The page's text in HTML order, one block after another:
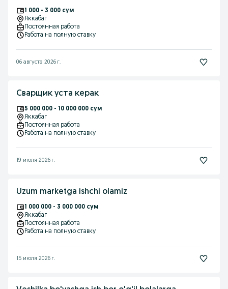
1 000 - 3 000 сум
Яккабаг
Постоянная работа
Работа на полную ставку
06 августа 2026 г.
Сварщик уста керак
5 000 000 - 10 000 000 сум
Яккабаг
Постоянная работа
Работа на полную ставку
19 июля 2026 г.
Uzum marketga ishchi olamiz
1 000 000 - 3 000 000 сум
Яккабаг
Постоянная работа
Работа на полную ставку
15 июля 2026 г.